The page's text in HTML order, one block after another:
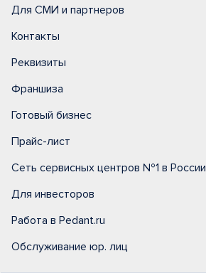
Для СМИ и партнеров
Контакты
Реквизиты
Франшиза
Готовый бизнес
Прайс-лист
Сеть сервисных центров №1 в России
Для инвесторов
Работа в Pedant.ru
Обслуживание юр. лиц